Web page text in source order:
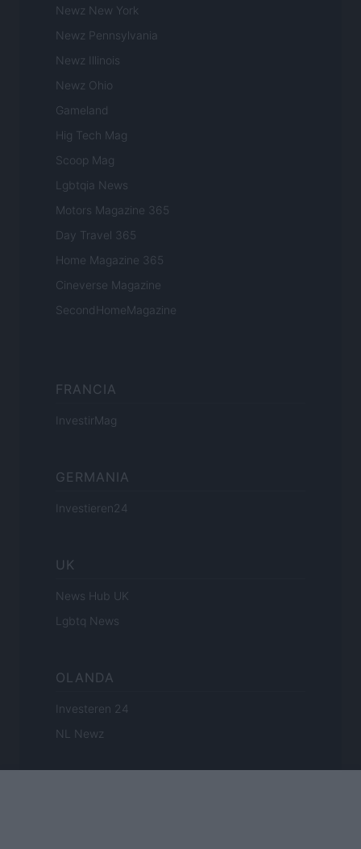
Newz New York
Newz Pennsylvania
Newz Illinois
Newz Ohio
Gameland
Hig Tech Mag
Scoop Mag
Lgbtqia News
Motors Magazine 365
Day Travel 365
Home Magazine 365
Cineverse Magazine
SecondHomeMagazine
FRANCIA
InvestirMag
GERMANIA
Investieren24
UK
News Hub UK
Lgbtq News
OLANDA
Investeren 24
NL Newz